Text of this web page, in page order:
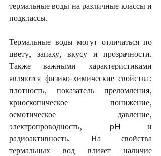
термальные воды на различные классы и
подклассы.
Термальные воды могут отличаться по
цвету, запаху, вкусу и прозрачности.
Также важными характеристиками
являются физико-химические свойства:
плотность, показатель преломления,
криоскопическое понижение,
осмотическое давление,
электропроводность, pH и
радиоактивность. На свойства
термальных вод влияет наличие